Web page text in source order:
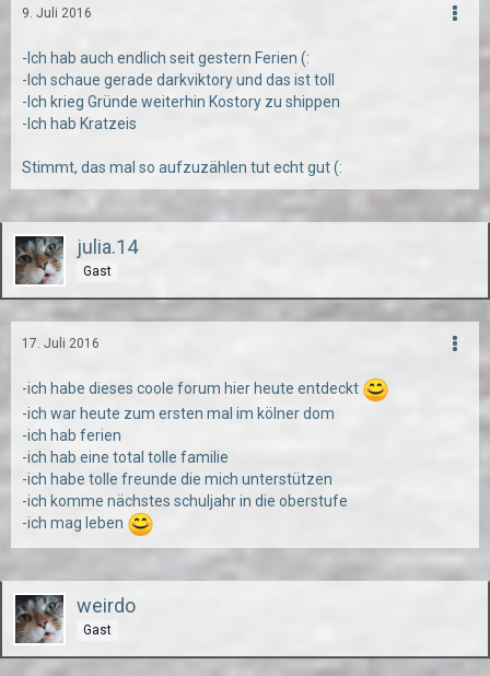
9. Juli 2016
-Ich hab auch endlich seit gestern Ferien (:
-Ich schaue gerade darkviktory und das ist toll
-Ich krieg Gründe weiterhin Kostory zu shippen
-Ich hab Kratzeis
Stimmt, das mal so aufzuzählen tut echt gut (:
julia.14
Gast
17. Juli 2016
-ich habe dieses coole forum hier heute entdeckt
-ich war heute zum ersten mal im kölner dom
-ich hab ferien
-ich hab eine total tolle familie
-ich habe tolle freunde die mich unterstützen
-ich komme nächstes schuljahr in die oberstufe
-ich mag leben
weirdo
Gast